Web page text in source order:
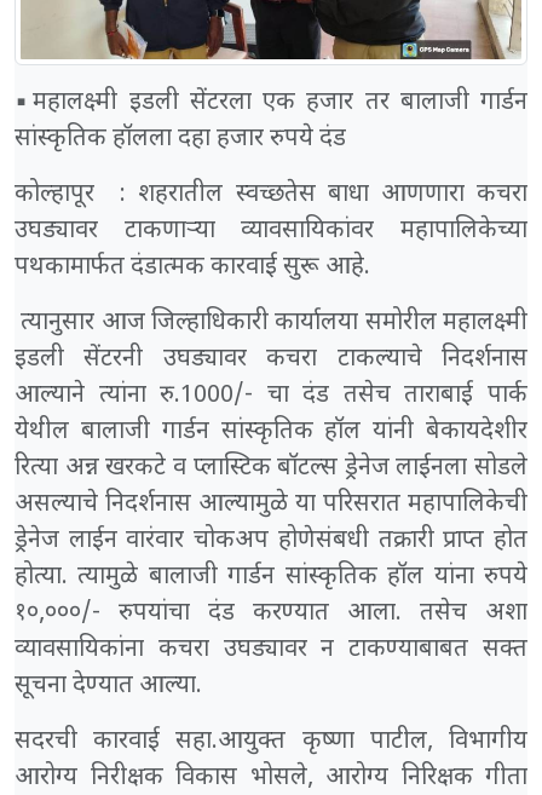
▪️महालक्ष्मी इडली सेंटरला एक हजार तर बालाजी गार्डन
सांस्कृतिक हॉलला दहा हजार रुपये दंड
कोल्हापूर : शहरातील स्वच्छतेस बाधा आणणारा कचरा
उघड्यावर टाकणाऱ्या व्यावसायिकांवर महापालिकेच्या
पथकामार्फत दंडात्मक कारवाई सुरू आहे.
त्यानुसार आज जिल्हाधिकारी कार्यालया समोरील महालक्ष्मी
इडली सेंटरनी उघड्यावर कचरा टाकल्याचे निदर्शनास
आल्याने त्यांना रु.1000/- चा दंड तसेच ताराबाई पार्क
येथील बालाजी गार्डन सांस्कृतिक हॉल यांनी बेकायदेशीर
रित्या अन्न खरकटे व प्लास्टिक बॉटल्स ड्रेनेज लाईनला सोडले
असल्याचे निदर्शनास आल्यामुळे या परिसरात महापालिकेची
ड्रेनेज लाईन वारंवार चोकअप होणेसंबधी तक्रारी प्राप्त होत
होत्या. त्यामुळे बालाजी गार्डन सांस्कृतिक हॉल यांना रुपये
१०,०००/- रुपयांचा दंड करण्यात आला. तसेच अशा
व्यावसायिकांना कचरा उघड्यावर न टाकण्याबाबत सक्त
सूचना देण्यात आल्या.
सदरची कारवाई सहा.आयुक्त कृष्णा पाटील, विभागीय
आरोग्य निरीक्षक विकास भोसले, आरोग्य निरिक्षक गीता